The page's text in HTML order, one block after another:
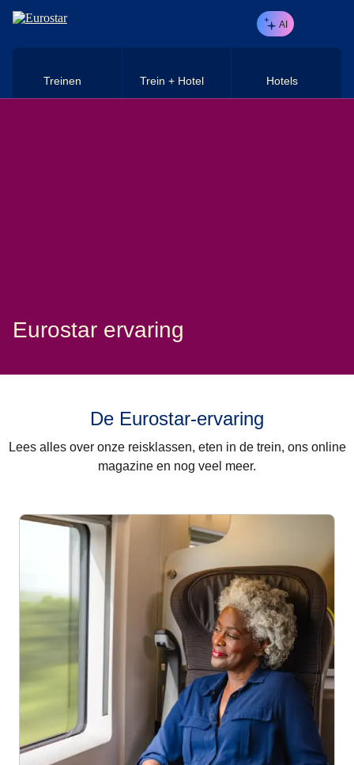
Naar hoofdinhoud
AI
Treinen Trein + Hotel Hotels
Eurostar ervaring
De Eurostar-ervaring
Lees alles over onze reisklassen, eten in de trein, ons online
magazine en nog veel meer.